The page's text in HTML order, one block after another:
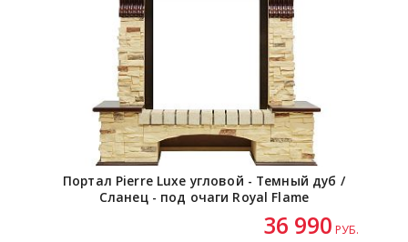
Портал Pierre Luxe угловой - Темный дуб /
Сланец - под очаги Royal Flame
36 990 РУБ.